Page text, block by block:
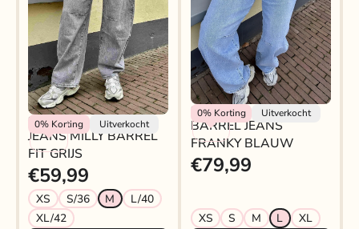
0% Korting Uitverkocht
Rokjeklokje
JEANS MILLY BARREL
FIT GRIJS
€59,99
XS S/36 M
L/40
XL/42
0%Korting Uitverkocht
Rokjeklokje
BARREL JEANS
FRANKY BLAUW
€79,99
XS S M L XL